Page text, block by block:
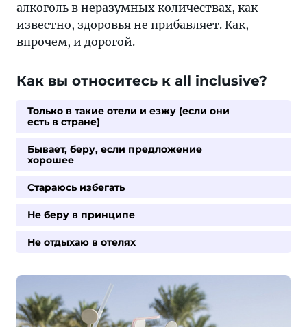
алкоголь в неразумных количествах, как
известно, здоровья не прибавляет. Как,
впрочем, и дорогой.
Как вы относитесь к all inclusive?
Только в такие отели и езжу (если они
есть в стране)
Бывает, беру, если предложение
хорошее
Стараюсь избегать
Не беру в принципе
Не отдыхаю в отелях